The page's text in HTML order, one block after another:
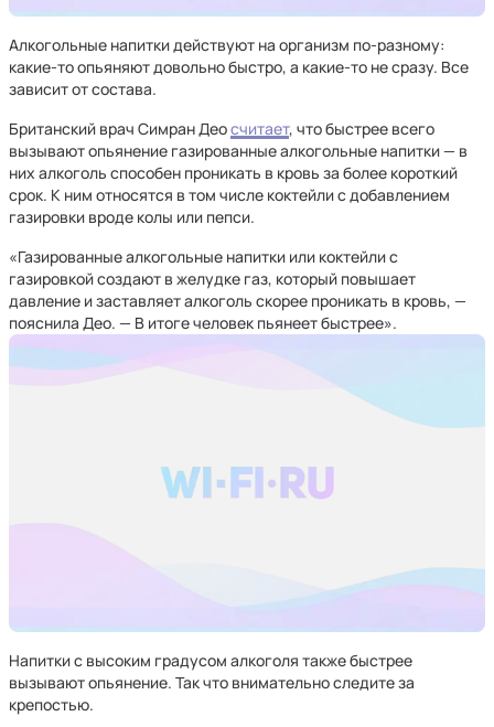
Алкогольные напитки действуют на организм по-разному:
какие-то опьяняют довольно быстро, а какие-то не сразу. Все
зависит от состава.
Британский врач Симран Деосчитает, что быстрее всего
вызывают опьянение газированные алкогольные напитки — в
них алкоголь способен проникать в кровь за более короткий
срок. К ним относятся в том числе коктейли с добавлением
газировки вроде колы или пепси.
«Газированные алкогольные напитки или коктейли с
газировкой создают в желудке газ, который повышает
давление и заставляет алкоголь скорее проникать в кровь, —
пояснила Део. — В итоге человек пьянеет быстрее».
Напитки с высоким градусом алкоголя также быстрее
вызывают опьянение. Так что внимательно следите за
крепостью.